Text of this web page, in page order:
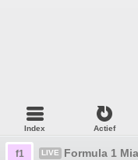
Index Actief
f1 LIVE Formula 1